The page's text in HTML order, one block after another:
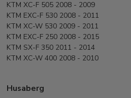
KTM XC-F 505 2008 - 2009
KTM EXC-F 530 2008 - 2011
KTM XC-W 530 2009 - 2011
KTM EXC-F 250 2008 - 2015
KTM SX-F 350 2011 - 2014
KTM XC-W 400 2008 - 2010
Husaberg